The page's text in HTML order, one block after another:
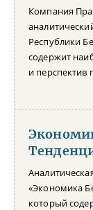
Компания
Республики
содержит
и перспектив
«Экономика
который